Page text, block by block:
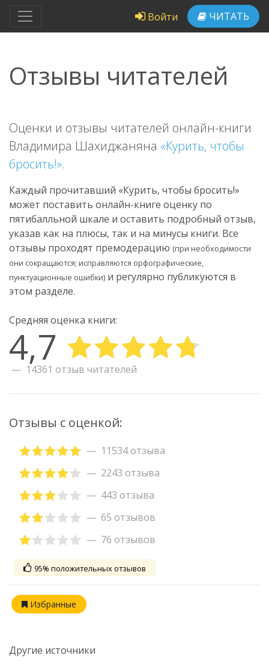
Войти ЧИТАТЬ
Отзывы читателей
Оценки и отзывы читателей онлайн-книги
Владимира Шахиджаняна «Курить, чтобы
бросить!».
Каждый прочитавший «Курить, чтобы бросить!»
может поставить онлайн-книге оценку по
пятибалльной шкале и оставить подробный отзыв,
указав как на плюсы, так и на минусы книги. Все
отзывы проходят премодерацию (при необходимости
они сокращаются; исправляются орфографические,
пунктуационные ошибки) и регулярно публикуются в
этом разделе.
Средняя оценка книги:
4,7
14361 отзыв читателей
Отзывы с оценкой:
11534 отзыва
2243 отзыва
443 отзыва
65 отзывов
76 отзывов
95% положительных отзывов
Избранные
Другие источники